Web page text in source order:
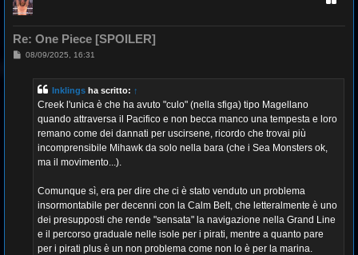
Re: One Piece [SPOILER]
M08/09/2025, 16:31
Inklings ha scritto: ↑
Creek l'unica è che ha avuto "culo" (nella sfiga) tipo Magellano
quando attraversa il Pacifico e non becca manco una tempesta e loro
remano come dei dannati per uscirsene, ricordo che trovai più
incomprensibile Mihawk da solo nella bara (che i Sea Monsters ok,
ma il movimento...).
Comunque sì, era per dire che ci è stato venduto un problema
insormontabile per decenni con la Calm Belt, che letteralmente è uno
dei presupposti che rende "sensata" la navigazione nella Grand Line
e il percorso graduale nelle isole per i pirati, mentre a quanto pare
per i pirati plus è un non problema come non lo è per la marina.